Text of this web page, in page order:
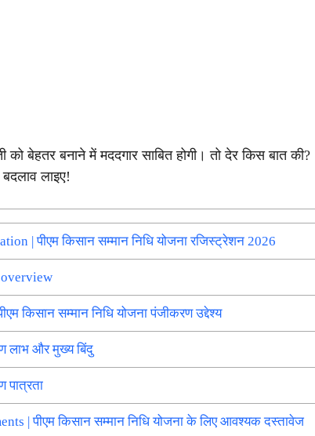
बेहतर बनाने में मददगार साबित होगी। तो देर किस बात की?
लाइए!
| पीएम किसान सम्मान निधि योजना रजिस्ट्रेशन 2026
overview
किसान सम्मान निधि योजना पंजीकरण उद्देश्य
लाभ और मुख्य बिंदु
| पीएम किसान सम्मान निधि योजना के लिए आवश्यक दस्तावेज